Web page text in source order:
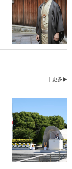
丨更多▶